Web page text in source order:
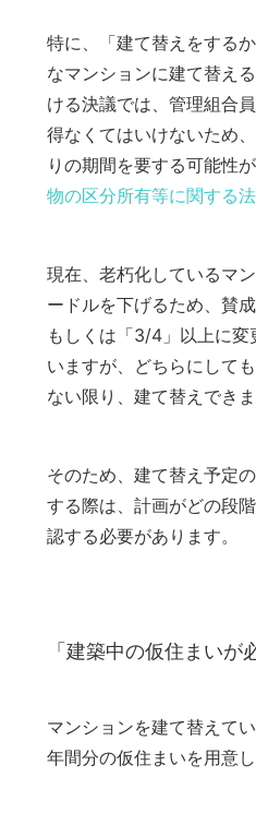
特に、「建て替えをする
なマンションに建て替え
ける決議では、管理組合
得なくてはいけないため
りの期間を要する可能性
物の区分所有等に関する
現在、老朽化しているマ
ードルを下げるため、賛
もしくは「3/4」以上に変
いますが、どちらにして
ない限り、建て替えできま
そのため、建て替え予定
する際は、計画がどの段
認する必要があります。
「建築中の仮住まいが
マンションを建て替えて
年間分の仮住まいを用意